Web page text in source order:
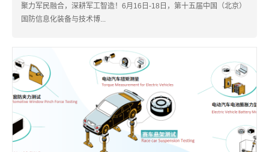
聚力军民融合，深耕军工智造！6月16日-18日，第十五届中国（北京）
国防信息化装备与技术博...